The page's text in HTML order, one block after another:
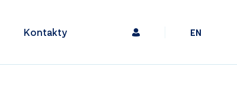
Kontakty EN